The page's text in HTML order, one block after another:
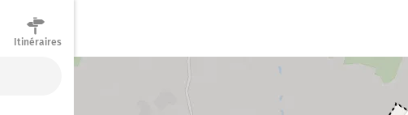
Itinéraires